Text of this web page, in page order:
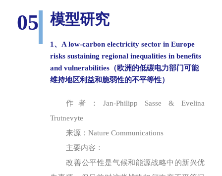
05 模型研究
1、A low-carbon electricity sector in Europe
risks sustaining regional inequalities in benefits
and vulnerabilities（欧洲的低碳电力部门可能
维持地区利益和脆弱性的不平等性）
作者：Jan-Philipp Sasse & Evelina
Trutnevyte
来源：Nature Communications
主要内容：
改善公平性是气候和能源战略中的新兴优